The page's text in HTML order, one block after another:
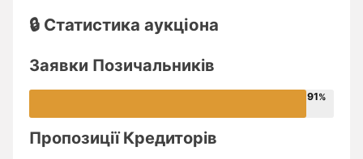
🔒 Статистика аукціона
Заявки Позичальників
91
Пропозиції Кредиторів